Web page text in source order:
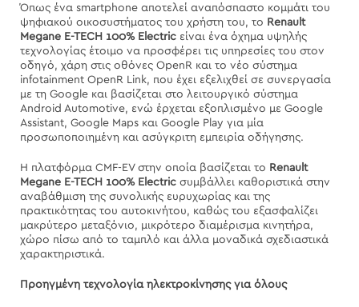
Όπως ένα smartphone αποτελεί αναπόσπαστο κομμάτι του
ψηφιακού οικοσυστήματος του χρήστη του, το Renault
Megane E-TECH 100% Electric είναι ένα όχημα υψηλής
τεχνολογίας έτοιμο να προσφέρει τις υπηρεσίες του στον
οδηγό, χάρη στις οθόνες OpenR και το νέο σύστημα
infotainment OpenR Link, που έχει εξελιχθεί σε συνεργασία
με τη Google και βασίζεται στο λειτουργικό σύστημα
Android Automotive, ενώ έρχεται εξοπλισμένο με Google
Assistant, Google Maps και Google Play για μία
προσωποποιημένη και ασύγκριτη εμπειρία οδήγησης.
Η πλατφόρμα CMF-EV στην οποία βασίζεται το Renault
Megane E-TECH 100% Electric συμβάλλει καθοριστικά στην
αναβάθμιση της συνολικής ευρυχωρίας και της
πρακτικότητας του αυτοκινήτου, καθώς του εξασφαλίζει
μακρύτερο μεταξόνιο, μικρότερο διαμέρισμα κινητήρα,
χώρο πίσω από το ταμπλό και άλλα μοναδικά σχεδιαστικά
χαρακτηριστικά.
Προηγμένη τεχνολογία ηλεκτροκίνησης για όλους